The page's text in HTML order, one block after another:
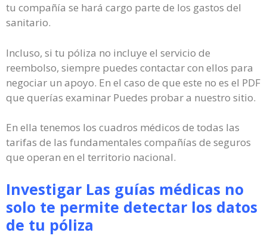
tu compañía se hará cargo parte de los gastos del
sanitario.
Incluso, si tu póliza no incluye el servicio de
reembolso, siempre puedes contactar con ellos para
negociar un apoyo. En el caso de que este no es el PDF
que querías examinar Puedes probar a nuestro sitio.
En ella tenemos los cuadros médicos de todas las
tarifas de las fundamentales compañías de seguros
que operan en el territorio nacional.
Investigar Las guías médicas no
solo te permite detectar los datos
de tu póliza